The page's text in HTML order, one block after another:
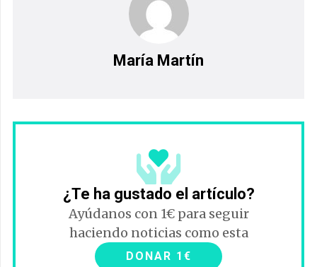
María Martín
¿Te ha gustado el artículo?
Ayúdanos con 1€ para seguir
haciendo noticias como esta
DONAR 1€